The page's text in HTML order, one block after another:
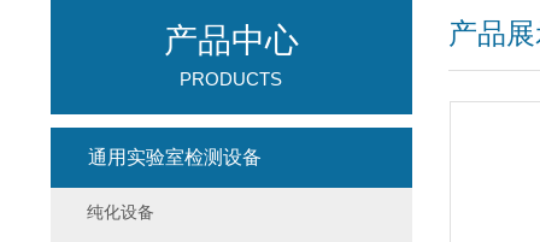
产品
产品中心
PRODUCTS
通用实验室检测设备
纯化设备